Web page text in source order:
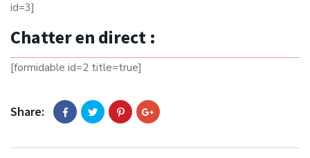
id=3]
Chatter en direct :
[formidable id=2 title=true]
Share: